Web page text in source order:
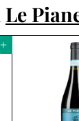
Le
Aggiungi al carrello